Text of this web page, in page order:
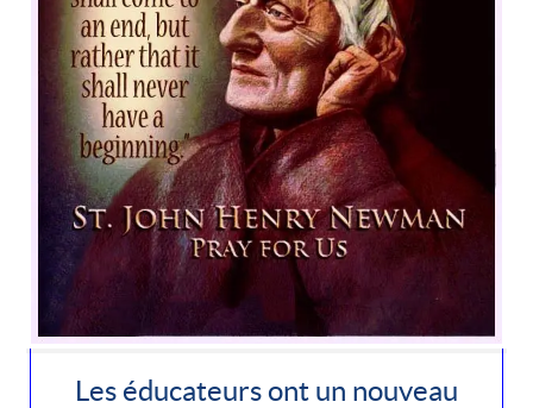
Les éducateurs ont un nouveau